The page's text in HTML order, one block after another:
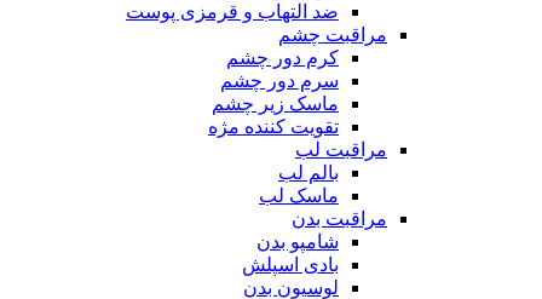
ضد التهاب و قرمزی پوست
مراقبت چشم
کرم دور چشم
سرم دور چشم
ماسک زیر چشم
تقویت کننده مژه
مراقبت لب
بالم لب
ماسک لب
مراقبت بدن
شامپو بدن
بادی اسپلش
لوسیون بدن